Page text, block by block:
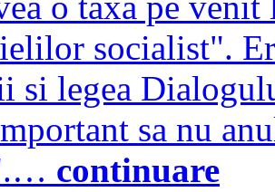
socialist".
si legea
sa nu
continuare